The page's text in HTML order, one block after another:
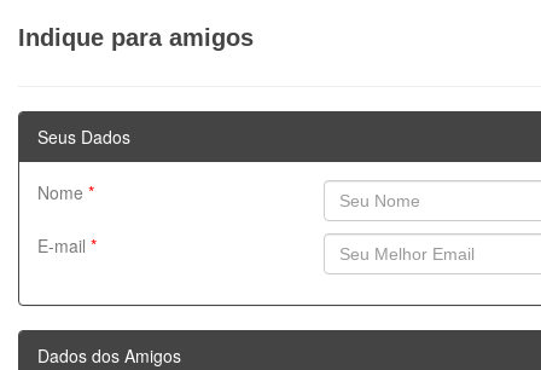
Indique para amigos
Seus Dados
Nome *
E-mail *
Dados dos Amigos